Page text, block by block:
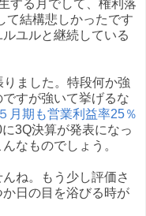
する月でして、権利落
て結構悲しかったです
ユルと継続している
りました。特段何か強
すが強いて挙げるな
月期も営業利益率25％
3Q決算が発表になっ
なものでしょう。
ね。もう少し評価さ
日の目を浴びる時が